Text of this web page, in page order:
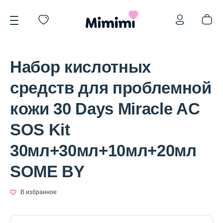
*OVERSTOCK -30%
Уход за лицом
Волосы
Набор кислотных
средств для проблемной
кожи 30 Days Miracle AC
SOS Kit
30мл+30мл+10мл+20мл
SOME BY
В избранное